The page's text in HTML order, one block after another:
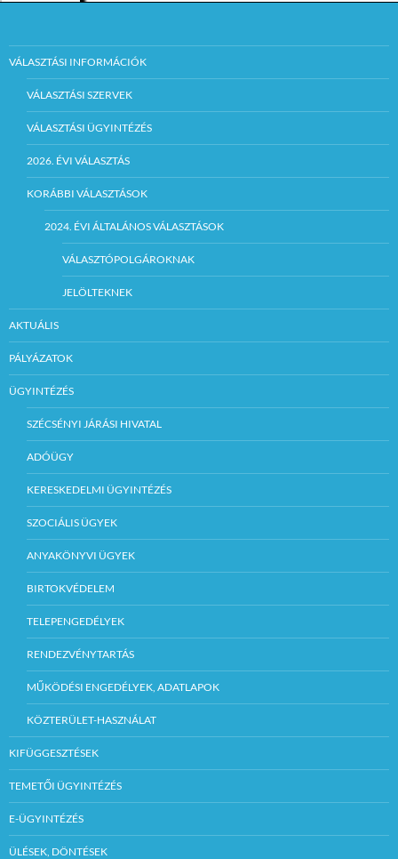
VÁLASZTÁSI INFORMÁCIÓK
VÁLASZTÁSI SZERVEK
VÁLASZTÁSI ÜGYINTÉZÉS
2026. ÉVI VÁLASZTÁS
KORÁBBI VÁLASZTÁSOK
2024. ÉVI ÁLTALÁNOS VÁLASZTÁSOK
VÁLASZTÓPOLGÁROKNAK
JELÖLTEKNEK
AKTUÁLIS
PÁLYÁZATOK
ÜGYINTÉZÉS
SZÉCSÉNYI JÁRÁSI HIVATAL
ADÓÜGY
KERESKEDELMI ÜGYINTÉZÉS
SZOCIÁLIS ÜGYEK
ANYAKÖNYVI ÜGYEK
BIRTOKVÉDELEM
TELEPENGEDÉLYEK
RENDEZVÉNYTARTÁS
MŰKÖDÉSI ENGEDÉLYEK, ADATLAPOK
KÖZTERÜLET-HASZNÁLAT
KIFÜGGESZTÉSEK
TEMETŐI ÜGYINTÉZÉS
E-ÜGYINTÉZÉS
ÜLÉSEK, DÖNTÉSEK